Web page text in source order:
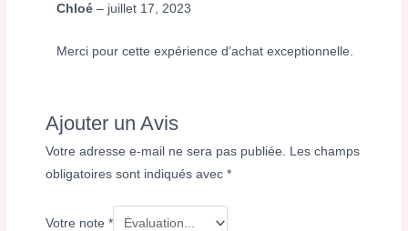
Chloé– juillet 17, 2023
Merci pour cette expérience d’achat exceptionnelle.
Ajouter un Avis
Votre adresse e-mail ne sera pas publiée.
Les champs
obligatoires sont indiqués avec*
Votre note*